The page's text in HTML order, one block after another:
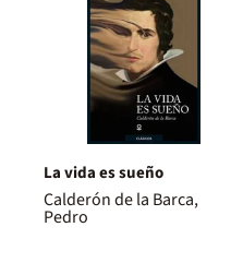
La vida es sueño
Calderón de la Barca,
Pedro